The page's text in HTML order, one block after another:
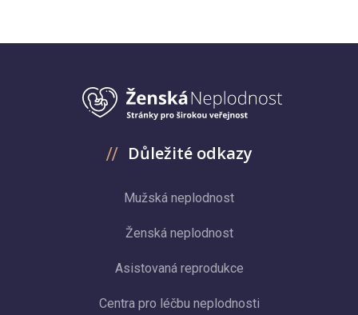
Důležité odkazy
Mužská neplodnost
Ženská neplodnost
Asistovaná reprodukce
Centra pro léčbu neplodnosti